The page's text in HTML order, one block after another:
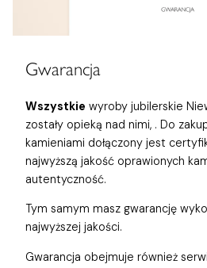
Gwarancja
Wszystkie wyroby jubilerskie
zostały opieką nad nimi, . Do
kamieniami dołączony jest
najwyższą jakość oprawionych
autentyczność.
Tym samym masz gwarancję
najwyższej jakości.
Gwarancja obejmuje również